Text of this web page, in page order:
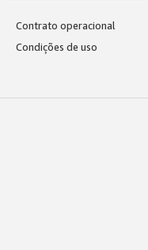
Contrato operacional
Condições de uso